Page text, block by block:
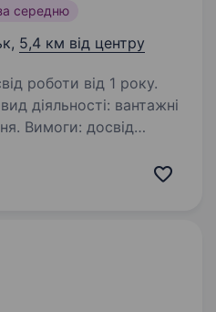
середню
5,4 км від центру
роботи від 1 року.
діяльності: вантажні
досвід